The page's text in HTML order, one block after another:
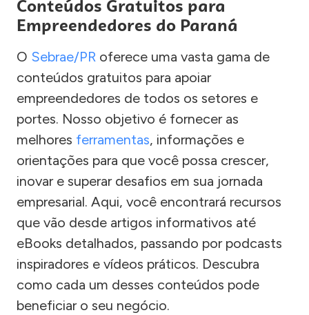
Conteúdos Gratuitos para
Empreendedores do Paraná
O Sebrae/PR oferece uma vasta gama de
conteúdos gratuitos para apoiar
empreendedores de todos os setores e
portes. Nosso objetivo é fornecer as
melhores ferramentas, informações e
orientações para que você possa crescer,
inovar e superar desafios em sua jornada
empresarial. Aqui, você encontrará recursos
que vão desde artigos informativos até
eBooks detalhados, passando por podcasts
inspiradores e vídeos práticos. Descubra
como cada um desses conteúdos pode
beneficiar o seu negócio.